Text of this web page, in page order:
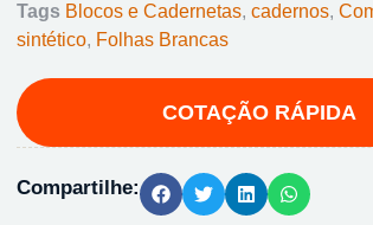
Tags Blocos e Cadernetas, cadernos,
sintético, Folhas Brancas
Compartilhe: